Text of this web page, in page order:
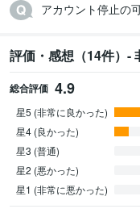
アカウント停止の
評価・感想（14件）-
総合評価 4.9
星5 (非常に良かった)
星4 (良かった)
星3 (普通)
星2 (悪かった)
星1 (非常に悪かった)